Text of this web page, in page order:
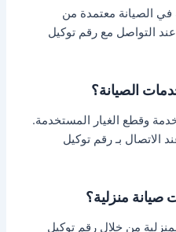
في الصيانة معتمدة من
التواصل مع رقم توكيل
وقطع الغيار المستخدمة.
الاتصال بـ رقم توكيل
من خلال رقم توكيل